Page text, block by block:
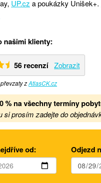
UP.cz a poukázky Unišek+.
našimi klienty:
56 recenzí Zobrazit
zAtlasCK.cz
% na všechny termíny
si prosím zadejte do
od: Odjezd